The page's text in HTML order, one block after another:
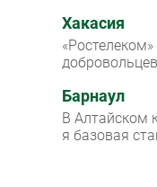
Хакасия
Барнаул
В Алтайском
я базовая